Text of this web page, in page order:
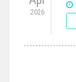
2026